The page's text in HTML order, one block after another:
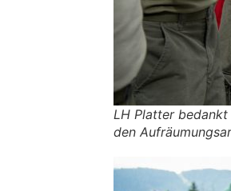
LH Platter
den